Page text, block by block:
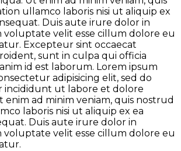
ullamco laboris nisi ut aliquip ex
Duis aute irure dolor in
velit esse cillum dolore eu
Excepteur sint occaecat
sunt in culpa qui officia
id est laborum. Lorem ipsum
adipisicing elit, sed do
incididunt ut labore et dolore
enim ad minim veniam, quis nostrud
laboris nisi ut aliquip ex ea
Duis aute irure dolor in
velit esse cillum dolore eu